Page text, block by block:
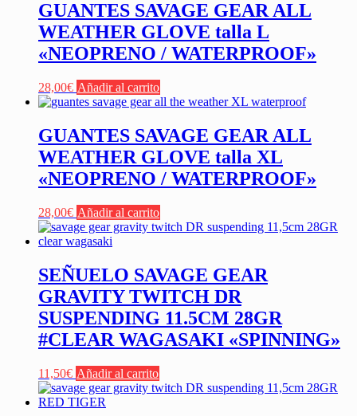
GUANTES SAVAGE GEAR ALL
WEATHER GLOVE talla L
«NEOPRENO / WATERPROOF»
28,00€ Añadir al carrito
GUANTES SAVAGE GEAR ALL
WEATHER GLOVE talla XL
«NEOPRENO / WATERPROOF»
28,00€ Añadir al carrito
SEÑUELO SAVAGE GEAR
GRAVITY TWITCH DR
SUSPENDING 11.5CM 28GR
#CLEAR WAGASAKI «SPINNING»
11,50€ Añadir al carrito